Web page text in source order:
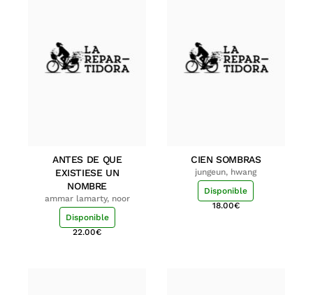
ANTES DE QUE
EXISTIESE UN
NOMBRE
ammar lamarty, noor
Disponible
22.00€
CIEN SOMBRAS
jungeun, hwang
Disponible
18.00€